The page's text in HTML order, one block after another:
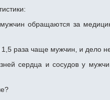
обращаются за
раза чаще мужчин, и дело
сердца и сосудов у